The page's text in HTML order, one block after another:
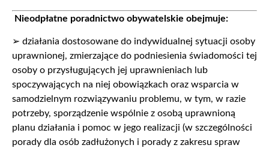
Nieodpłatne poradnictwo obywatelskie obejmuje:
➢ działania dostosowane do indywidualnej sytuacji osoby
uprawnionej, zmierzające do podniesienia świadomości tej
osoby o przysługujących jej uprawnieniach lub
spoczywających na niej obowiązkach oraz wsparcia w
samodzielnym rozwiązywaniu problemu, w tym, w razie
potrzeby, sporządzenie wspólnie z osobą uprawnioną
planu działania i pomoc w jego realizacji (w szczególności
porady dla osób zadłużonych i porady z zakresu spraw